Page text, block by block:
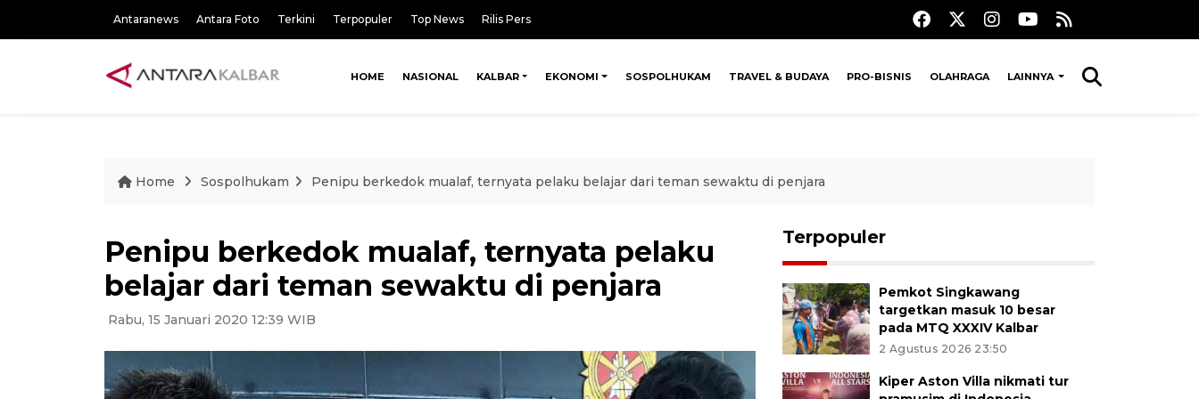
Antaranews Antara Foto Terkini Terpopuler Top News Rilis Pers
HOME NASIONAL KALBAR EKONOMI SOSPOLHUKAM TRAVEL & BUDAYA PRO-BISNIS OLAHRAGA LAINNYA
Home Sospolhukam Penipu berkedok mualaf, ternyata pelaku belajar dari teman sewaktu di penjara
Penipu berkedok mualaf, ternyata pelaku
belajar dari teman sewaktu di penjara
Rabu, 15 Januari 2020 12:39 WIB
Terpopuler
Pemkot Singkawang
targetkan masuk 10 besar
pada MTQ XXXIV Kalbar
2 Agustus 2026 23:50
Kiper Aston Villa nikmati tur